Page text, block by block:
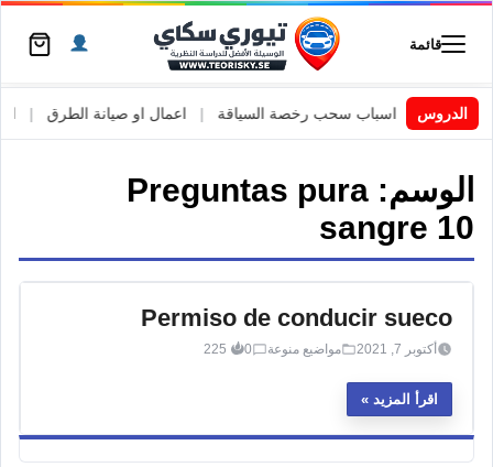
قائمة
الدروس
السويد | اسباب سحب رخصة السياقة اعمال او صيانة الطرق
الوسم: Preguntas pura
sangre 10
Permiso de conducir sueco
أكتوبر 7, 2021 مواضيع منوعة 0
225
اقرأ المزيد